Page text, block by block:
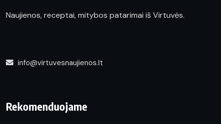
Naujienos, receptai, mitybos patarimai iš Virtuvės.
info@virtuvesnaujienos.lt
Rekomenduojame